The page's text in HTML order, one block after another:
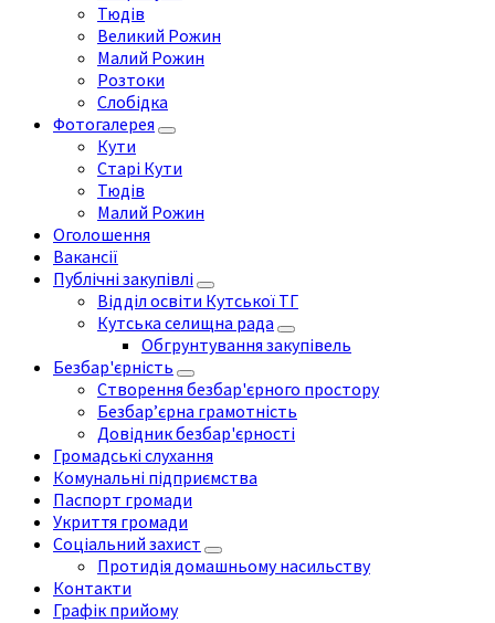
Тюдів
Великий Рожин
Малий Рожин
Розтоки
Слобідка
Фотогалерея
Кути
Старі Кути
Тюдів
Малий Рожин
Оголошення
Вакансії
Публічні закупівлі
Відділ освіти Кутської ТГ
Кутська селищна рада
Обгрунтування закупівель
Безбар'єрність
Створення безбар'єрного простору
Безбар’єрна грамотність
Довідник безбар'єрності
Громадські слухання
Комунальні підприємства
Паспорт громади
Укриття громади
Соціальний захист
Протидія домашньому насильству
Контакти
Графік прийому